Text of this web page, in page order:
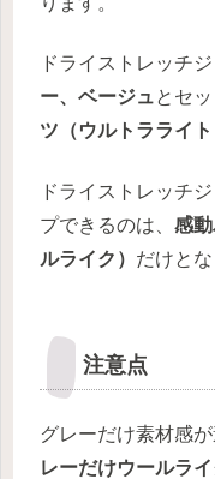
ドライストレッチ
ー、ベージュとセ
ツ（ウルトラライ
ドライストレッチ
プできるのは、 感
ルライク） だけとな
注意点
グレーだけ素材感
レーだけウールライ